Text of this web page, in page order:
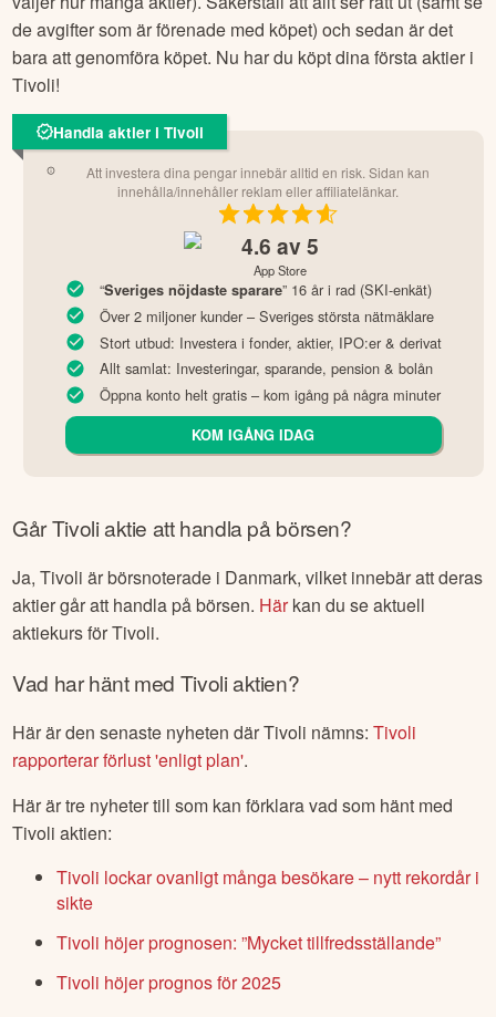
de avgifter som är förenade med köpet) och sedan är det
bara att genomföra köpet. Nu har du köpt dina första aktier i
Tivoli!
Handla aktier i Tivoli
Att investera dina pengar innebär alltid en risk. Sidan kan
innehålla/innehåller reklam eller affiliatelänkar.
4.6 av 5
App Store
“Sveriges nöjdaste sparare” 16 år i rad (SKI-enkät)
Över 2 miljoner kunder – Sveriges största nätmäklare
Stort utbud: Investera i fonder, aktier, IPO:er & derivat
Allt samlat: Investeringar, sparande, pension & bolån
Öppna konto helt gratis – kom igång på några minuter
KOM IGÅNG IDAG
GårTivoliaktie att handla på börsen?
Ja,Tivoli är börsnoterade i Danmark, vilket innebär att deras
aktier går att handla på börsen. Härkan du se aktuell
aktiekurs förTivoli.
Vad har hänt med Tivoliaktien?
Här är den senaste nyheten därTivoli nämns:Tivoli
rapporterar förlust 'enligt plan'.
Här är tre nyheter till som kan förklara vad som hänt med
Tivoli aktien:
Tivoli lockar ovanligt många besökare – nytt rekordår i
sikte
Tivoli höjer prognosen: ”Mycket tillfredsställande”
Tivoli höjer prognos för 2025